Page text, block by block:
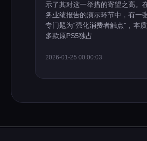
示了其对这一举措的寄望之高。
务业绩报告的演示环节中，有一
专门题为“强化消费者触点”，本
多款原PS5独占
2026-01-25 00:00:03